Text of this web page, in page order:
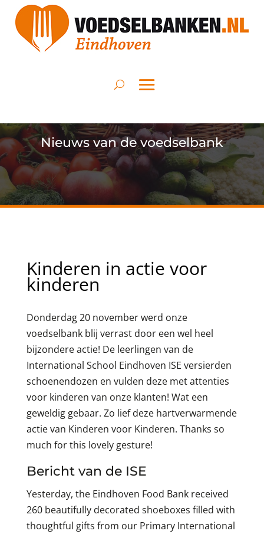
Nieuws van de voedselbank
Kinderen in actie voor
kinderen
Donderdag 20 november werd onze
voedselbank blij verrast door een wel heel
bijzondere actie! De leerlingen van de
International School Eindhoven ISE versierden
schoenendozen en vulden deze met attenties
voor kinderen van onze klanten! Wat een
geweldig gebaar. Zo lief deze hartverwarmende
actie van Kinderen voor Kinderen. Thanks so
much for this lovely gesture!
Bericht van de ISE
Yesterday, the Eindhoven Food Bank received
260 beautifully decorated shoeboxes filled with
thoughtful gifts from our Primary International